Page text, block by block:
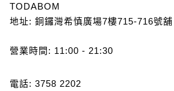
TODABOM
地址: 銅鑼灣希慎廣場7樓715-716號舖
營業時間: 11:00 - 21:30
電話: 3758 2202